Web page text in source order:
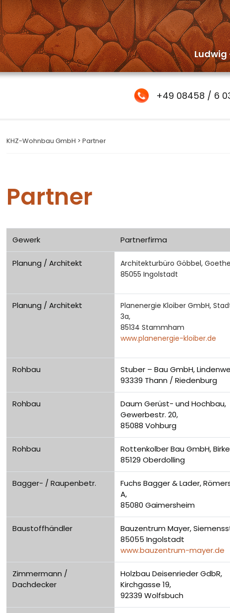
Ludwig
+49 08458 / 6
KHZ-Wohnbau GmbH > Partner
Partner
Gewerk Partnerfirma
Planung / Architekt
Architekturbüro Göbbel,
85055 Ingolstadt
Planung / Architekt
Planenergie Kloiber GmbH,
3a,
85134 Stammham
www.planenergie-kloiber.de
Rohbau
Stuber – Bau GmbH,
93339 Thann / Riedenburg
Rohbau
Daum Gerüst- und Hochbau,
Gewerbestr. 20,
85088 Vohburg
Rohbau
Rottenkolber Bau GmbH,
85129 Oberdolling
Bagger- / Raupenbetr.
Fuchs Bagger & Lader,
A,
85080 Gaimersheim
Baustoffhändler
Bauzentrum Mayer,
85055 Ingolstadt
www.bauzentrum-mayer.de
Zimmermann /
Dachdecker
Holzbau Deisenrieder GdbR,
Kirchgasse 19,
92339 Wolfsbuch